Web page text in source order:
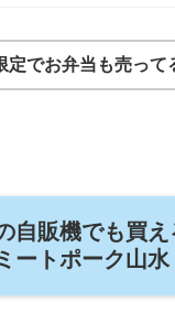
定でお弁当も売って
自販機でも買
ートポーク山